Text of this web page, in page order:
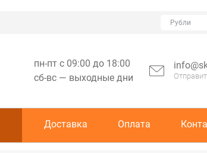
пн-пт с 09:00 до 18:00
сб-вс — выходные дни
Доставка Оплата